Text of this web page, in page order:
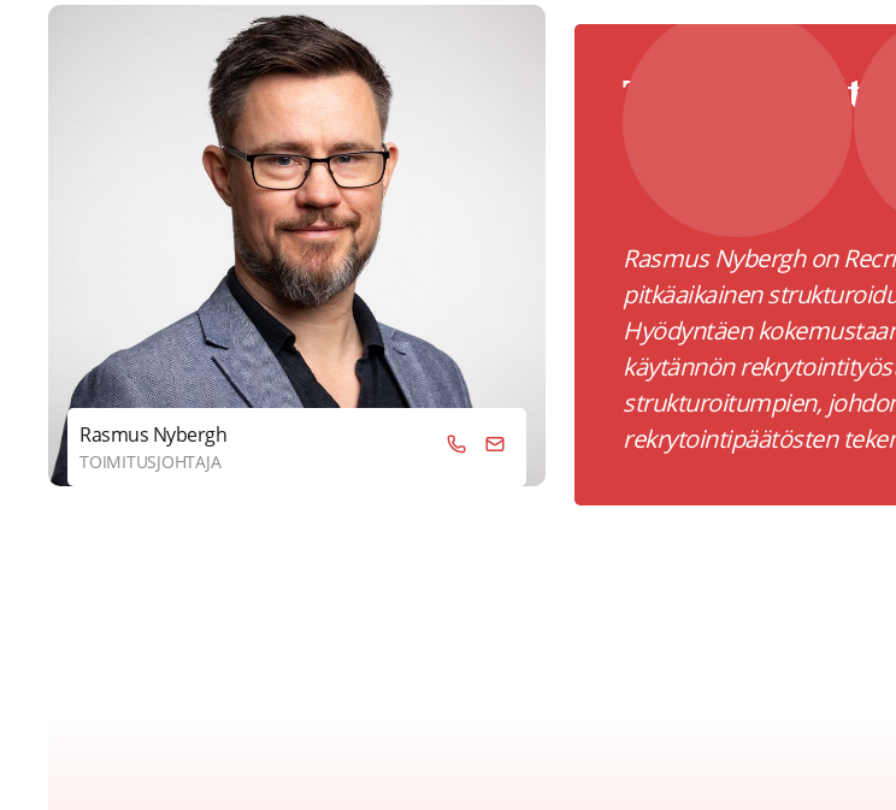
Rasmus Nybergh
TOIMITUSJOHTAJA
Tietoa
Rasmus Nybergh on
pitkäaikainen
Hyödyntäen
käytännön
strukturoitumpien,
rekrytointipäätösten